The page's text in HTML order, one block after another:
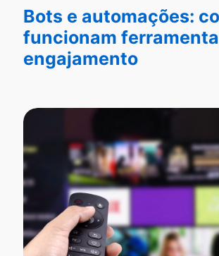
Bots e automações:
funcionam
engajamento